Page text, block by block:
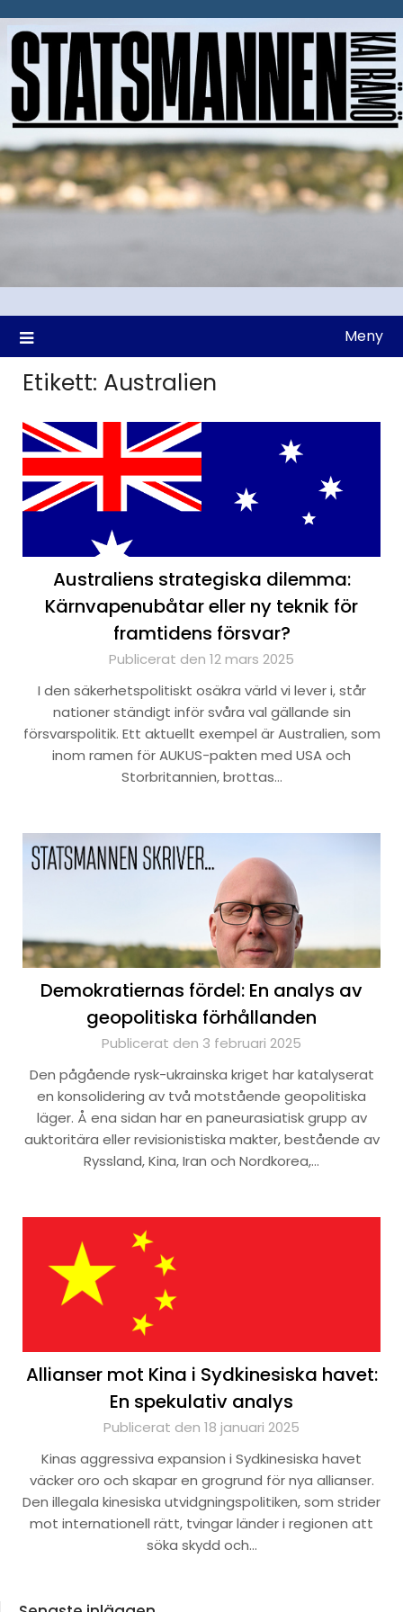
till
Meny
Etikett: Australien
Australiens strategiska dilemma:
Kärnvapenubåtar eller ny teknik för
framtidens försvar?
Publicerat den 12 mars 2025
I den säkerhetspolitiskt osäkra värld vi lever i, står
nationer ständigt inför svåra val gällande sin
försvarspolitik. Ett aktuellt exempel är Australien, som
inom ramen för AUKUS-pakten med USA och
Storbritannien, brottas…
Demokratiernas fördel: En analys av
geopolitiska förhållanden
Publicerat den 3 februari 2025
Den pågående rysk-ukrainska kriget har katalyserat
en konsolidering av två motstående geopolitiska
läger. Å ena sidan har en paneurasiatisk grupp av
auktoritära eller revisionistiska makter, bestående av
Ryssland, Kina, Iran och Nordkorea,…
Allianser mot Kina i Sydkinesiska havet:
En spekulativ analys
Publicerat den 18 januari 2025
Kinas aggressiva expansion i Sydkinesiska havet
väcker oro och skapar en grogrund för nya allianser.
Den illegala kinesiska utvidgningspolitiken, som strider
mot internationell rätt, tvingar länder i regionen att
söka skydd och…